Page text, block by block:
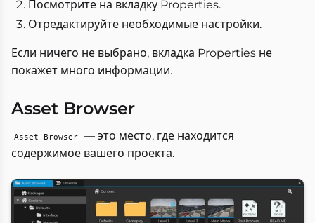
Посмотрите на вкладку Properties.
Отредактируйте необходимые настройки.
Если ничего не выбрано, вкладка Properties не
покажет много информации.
Asset Browser
Asset Browser — это место, где находится
содержимое вашего проекта.